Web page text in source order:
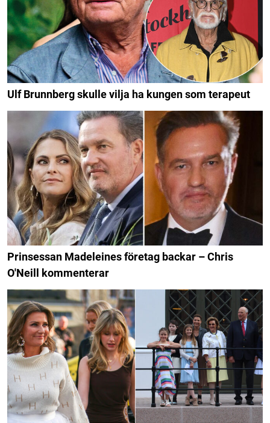
Ulf Brunnberg skulle vilja ha kungen som terapeut
Prinsessan Madeleines företag backar – Chris
O'Neill kommenterar